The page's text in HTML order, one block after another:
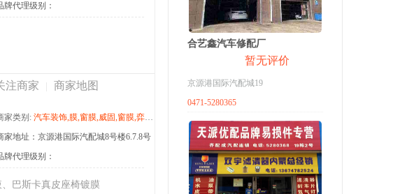
牌代理级别：
巴斯卡真皮座椅镀膜‍
家类别: 汽车装饰,膜,窗膜,威固,窗膜,弈龙世家,杜邦,车姿百态,朗盾,派勒,导航,卡仕达,行影通
家地址：京源港国际汽配城8号楼6.7.8号
牌代理级别：
注商家 商家地图
合艺鑫汽车修配厂
暂无评价
京源港国际汽配城19
0471-5280365